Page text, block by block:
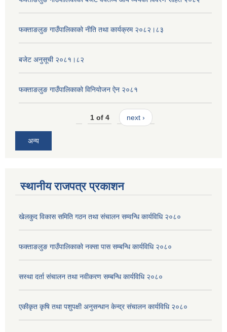
फक्ताङलुङ गाउँपालिकाको नीति तथा कार्यक्रम २०८२।८३
बजेट अनुसूची २०८१।८२
फक्ताङलुङ गाउँपालिकाको विनियोजन ऐन २०८१
1 of 4 next ›
अन्य
स्थानीय राजपत्र प्रकाशन
खेलकुद विकास समिति गठन तथा संचालन सम्वन्धि कार्यविधि २०८०
फक्ताङलुङ गाउँपालिकाको नक्सा पास सम्बन्धि कार्यविधि २०८०
सस्था दर्ता संचालन तथा नवीकरण सम्बन्धि कार्यविधि २०८०
एकीकृत कृषि तथा पशुपक्षी अनुसन्धान केन्द्र संचालन कार्यविधि २०८०